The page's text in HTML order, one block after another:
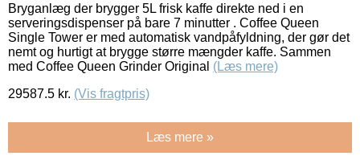
Bryganlæg der brygger 5L frisk kaffe direkte ned i en
serveringsdispenser på bare 7 minutter . Coffee Queen
Single Tower er med automatisk vandpåfyldning, der gør det
nemt og hurtigt at brygge større mængder kaffe. Sammen
med Coffee Queen Grinder Original (Læs mere)
29587.5 kr. (Vis fragtpris)
Læs mere »